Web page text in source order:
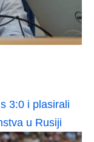
3:0 i plasirali
u Rusiji